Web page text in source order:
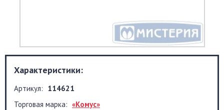
Характеристики:
Артикул: 114621
Торговая марка: «Комус»